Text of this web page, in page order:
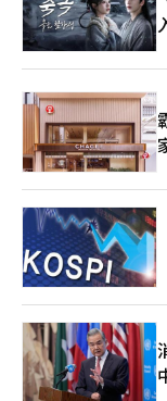
平和普京在行动的时
的智慧。现在，韩国
智能时代东北亚和平
道经人工智能（AI）
而，问题在于规模。
制造业上强。韩国在
生态系统方面仍相对
面临着重要的机会。
心最终是计算能力，
高带宽内存（HBM
次是制造型人工智
等实际产业基础上具
的“工业型人工智能
素，内容和文化同样
未来的人工智能学习
最终，未来的世界将
体、数据、平台、文
络。特朗普此次访华
不仅是企业家，更是
民大会堂上发生的
史性一幕。※ 本报道
关税冲突截然不同。
而现在则是围绕AI霸
面上微笑握手，内
争激烈。微软、谷歌
AI基础设施投资上
进GPU领域仍保持
大的内需市场、国家
方政府在AI产业园区
人才的引进和国产设
大量AI初创企业和
争，更是未来国家体
关税战相对退居幕后
武器。AI时代的核心
世界正从“谁能更便
和算法”的时代。 全
在人工智能和半导体
市场将能找到稳定的
裂和技术的区块化将